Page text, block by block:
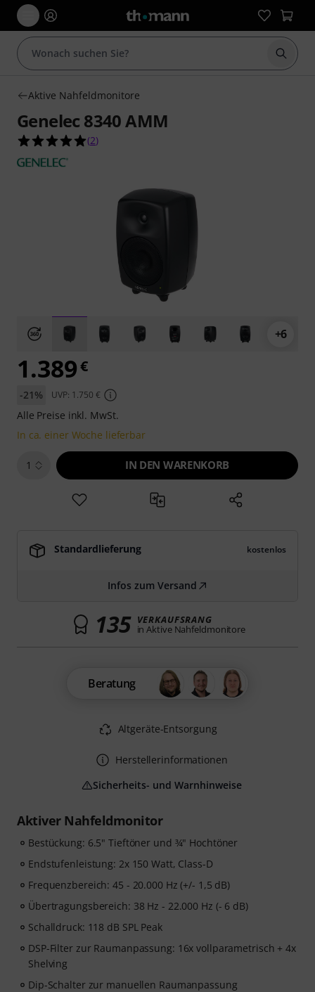
Suche
Aktive Nahfeldmonitore
Genelec 8340 AMM
5.0 von 5 Sternen aus 2 Kundenbewertungen
(2)
+6
Aktiver Nahfeldmonitor
Bestückung: 6.5" Tieftöner und ¾" Hochtöner
Endstufenleistung: 2x 150 Watt, Class-D
Frequenzbereich: 45 - 20.000 Hz (+/- 1,5 dB)
Übertragungsbereich: 38 Hz - 22.000 Hz (- 6 dB)
Schalldruck: 118 dB SPL Peak
DSP-Filter zur Raumanpassung: 16x vollparametrisch + 4x
Shelving
Dip-Schalter zur manuellen Raumanpassung
1.389€
-21% UVP: 1.750 €
Alle Preise inkl. MwSt.
In ca. einer Woche lieferbar
1 IN DEN WARENKORB
Standardlieferung kostenlos
Infos zum Versand
135 VERKAUFSRANG
in Aktive Nahfeldmonitore
Beratung
Altgeräte-Entsorgung
Herstellerinformationen
Sicherheits- und Warnhinweise